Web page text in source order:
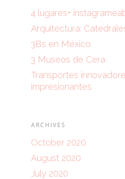
4 lugares+
Arquitectura:
3Bs en México
3 Museos de Cera
Transportes
impresionantes
ARCHIVES
October 2020
August 2020
July 2020